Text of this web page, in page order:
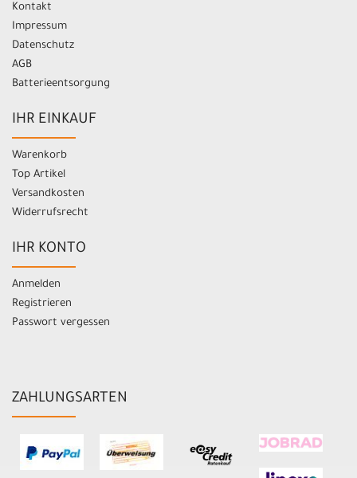
Kontakt
Impressum
Datenschutz
AGB
Batterieentsorgung
IHR EINKAUF
Warenkorb
Top Artikel
Versandkosten
Widerrufsrecht
IHR KONTO
Anmelden
Registrieren
Passwort vergessen
ZAHLUNGSARTEN